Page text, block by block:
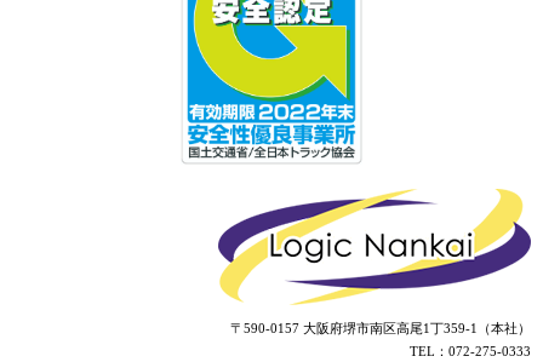
〒590-0157 大阪府堺市南区高尾1丁359-1（本社）
TEL：072-275-0333